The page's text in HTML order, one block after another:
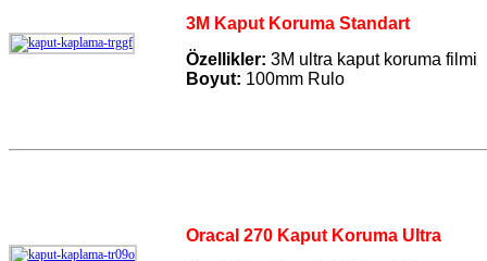
3M Kaput Koruma Standart
Özellikler: 3M ultra kaput koruma filmi
Boyut: 100mm Rulo
Oracal 270 Kaput Koruma Ultra